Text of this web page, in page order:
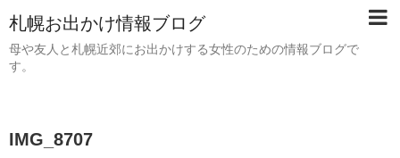
札幌お出かけ情報ブログ
母や友人と札幌近郊にお出かけする女性のための情報ブログで
す。
IMG_8707